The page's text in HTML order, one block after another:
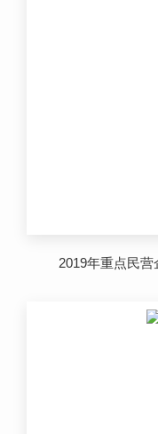
2019年重点民